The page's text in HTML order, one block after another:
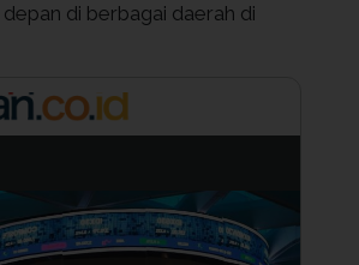
di berbagai daerah di